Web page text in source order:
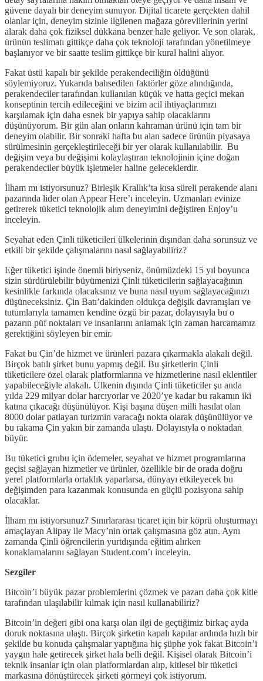
güvene dayalı bir deneyim sunuyor. Dijital ticarete gerçekten dahil
olanlar için, deneyim sizinle ilgilenen mağaza görevlilerinin yerini
alarak daha çok fiziksel dükkana benzer hale geliyor. Ve son olarak,
ürünün teslimatı gittikçe daha çok teknoloji tarafından yönetilmeye
başlanıyor ve bir saatte teslim gittikçe bir kural halini alıyor.
Fakat üstü kapalı bir şekilde perakendeciliğin öldüğünü
söylemiyoruz. Yukarıda bahsedilen faktörler göze alındığında,
perakendeciler tarafından kullanılan küçük ve hatta geçici mekan
konseptinin tercih edileceğini ve bizim acil ihtiyaçlarımızı
karşılamak için daha esnek bir yapıya sahip olacaklarını
düşünüyorum. Bir gün alan onların kahraman ürünü için tam bir
deneyim olabilir. Bir sonraki hafta bu alan sadece ürünün piyasaya
sürülmesinin gerçekleştirileceği bir yer olarak kullanılabilir. Bu
değişim veya bu değişimi kolaylaştıran teknolojinin içine doğan
perakendeciler büyük işletmeler haline geleceklerdir.
İlham mı istiyorsunuz? Birleşik Krallık’ta kısa süreli perakende alanı
pazarında lider olan Appear Here’ı inceleyin. Uzmanları evinize
getirerek tüketici teknolojik alım deneyimini değiştiren Enjoy’u
inceleyin.
Seyahat eden Çinli tüketicileri ülkelerinin dışından daha sorunsuz ve
etkili bir şekilde çalışmalarını nasıl sağlayabiliriz?
Eğer tüketici işinde önemli biriyseniz, önümüzdeki 15 yıl boyunca
sizin sürdürülebilir büyümenizi Çinli tüketicilerin sağlayacağının
kesinlikle farkında olacaksınız ve buna nasıl uyum sağlayacağınızı
düşüneceksiniz. Çin Batı’dakinden oldukça değişik davranışları ve
tutumlarıyla tamamen kendine özgü bir pazar, dolayısıyla bu o
pazarın püf noktaları ve insanlarını anlamak için zaman harcamamız
gerektiğini söyleyen bir emir.
Fakat bu Çin’de hizmet ve ürünleri pazara çıkarmakla alakalı değil.
Birçok batılı şirket bunu yapmış değil. Bu şirketlerin Çinli
tüketicilere özel olarak platformlarına ve hizmetlerine nasıl eklentiler
yapabileceğiyle alakalı. Ülkenin dışında Çinli tüketiciler şu anda
yılda 229 milyar dolar harcıyorlar ve 2020’ye kadar bu rakamın iki
katına çıkacağı düşünülüyor. Kişi başına düşen milli hasılat olan
8000 dolar patlayan turizmin varacağı nokta olarak düşünülüyor ve
bu rakama Çin yakın bir zamanda ulaştı. Dolayısıyla o noktadan
büyür.
Bu tüketici grubu için ödemeler, seyahat ve hizmet programlarına
geçisi sağlayan hizmetler ve ürünler, özellikle bir de orada doğru
yerel platformlarla ortaklık yaparlarsa, dünyayı etkileyecek bu
değişimden para kazanmak konusunda en güçlü pozisyona sahip
olacaklar.
İlham mı istiyorsunuz? Sınırlararası ticaret için bir köprü oluşturmayı
amaçlayan Alipay ile Macy’nin ortak çalışmasına göz atın. Aynı
zamanda Çinli öğrencilerin yurtdışında eğitim alırken
konaklamalarını sağlayan Student.com’ı inceleyin.
Sezgiler
Bitcoin’i büyük pazar problemlerini çözmek ve pazarı daha çok kitle
tarafından ulaşılabilir kılmak için nasıl kullanabiliriz?
Bitcoin’in değeri gibi ona karşı olan ilgi de geçtiğimiz birkaç ayda
doruk noktasına ulaştı. Birçok şirketin kapalı kapılar ardında hızlı bir
şekilde bu konuda çalışmalar yaptığına hiç şüphe yok fakat Bitcoin’i
yaygın hale getirecek şirket hala belli değil. Kişisel olarak Bitcoin’i
teknik insanlar için olan platformlardan alıp, kitlesel bir tüketici
markasına dönüştürecek şirketi görmeyi çok istiyorum.